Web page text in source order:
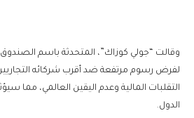
وقالت “جولي كوزاك”، المتحدثة باسم
لفرض رسوم مرتفعة ضد أقرب شركائه
التقلبات المالية وعدم اليقين العالمي، مما
الدول.